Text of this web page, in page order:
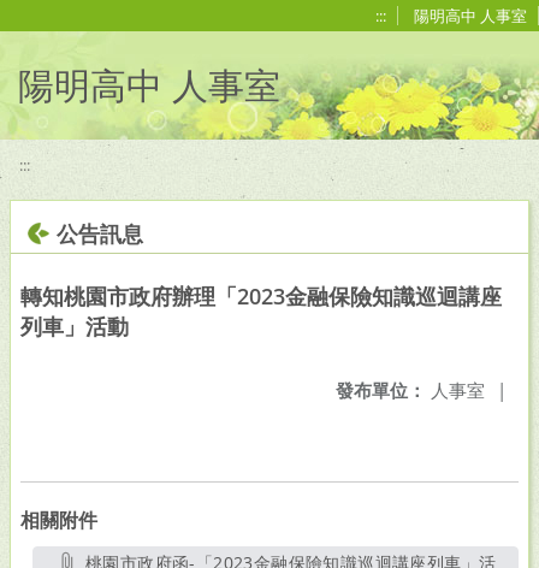
::: 陽明高中 人事室
陽明高中 人事室
:::
公告訊息
轉知桃園市政府辦理「2023金融保險知識巡迴講座
列車」活動
發布單位： 人事室 |
相關附件